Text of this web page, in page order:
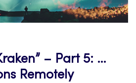
– Part 5: …
Remotely